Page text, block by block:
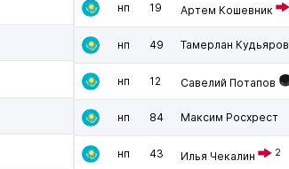
нп 19 Артем Кошевник
нп 49 Тамерлан Кудьяров
нп 12 Савелий Потапов
нп 84 Максим Росхрест
нп 43 Илья Чекалин 2